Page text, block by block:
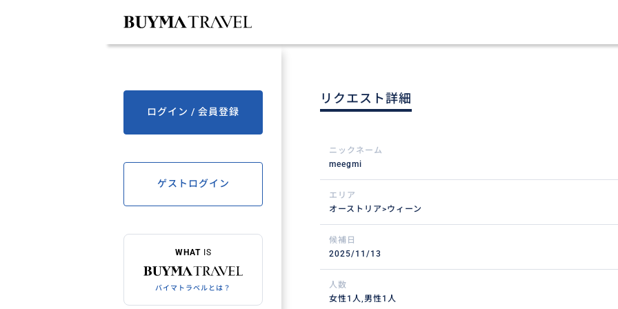
リクエスト詳細
ニックネーム
meegmi
エリア
オーストリア>ウィーン
候補日
2025/11/13
人数
女性1人,男性1人
ログイン / 会員登録
ゲストログイン
WHAT IS
バイマトラベルとは？